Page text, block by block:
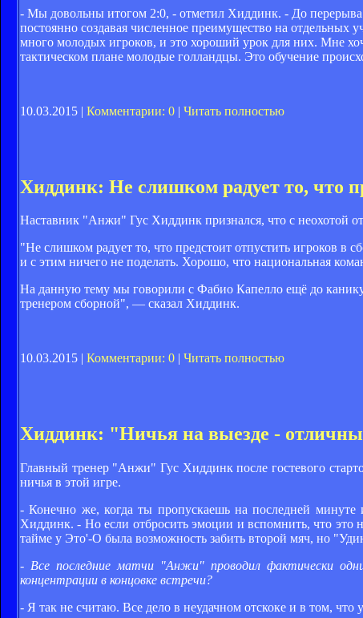
- Мы довольны итогом 2:0, - отметил Хиддинк. - До
постоянно создавая численное преимущество на отдельных
много молодых игроков, и это хороший урок для них. Мне
тактическом плане молодые голландцы. Это обучение
10.03.2015 | Комментарии: 0 | Читать полностью
Хиддинк: Не слишком радует то, что
Наставник "Анжи" Гус Хиддинк признался, что с неохотой
"Не слишком радует то, что предстоит отпустить игроков в
и с этим ничего не поделать. Хорошо, что национальная
На данную тему мы говорили с Фабио Капелло ещё до
тренером сборной", — сказал Хиддинк.
10.03.2015 | Комментарии: 0 Читать полностью
Хиддинк: "Ничья на выезде -
Главный тренер "Анжи" Гус Хиддинк после гостевого
ничья в этой игре.
- Конечно же, когда ты пропускаешь на последней
Хиддинк. - Но если отбросить эмоции и вспомнить, что это
тайме у Это'-О была возможность забить второй мяч, но
- Все последние матчи "Анжи" проводил фактически
концентрации в концовке встречи?
- Я так не считаю. Все дело в неудачном отскоке и в том,